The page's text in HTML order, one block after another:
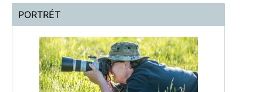
PORTRÉT